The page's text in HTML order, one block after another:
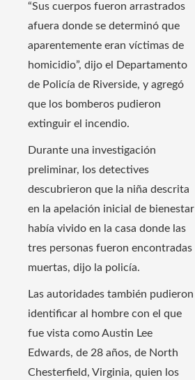
“Sus cuerpos fueron arrastrados
afuera donde se determinó que
aparentemente eran víctimas de
homicidio”, dijo el Departamento
de Policía de Riverside, y agregó
que los bomberos pudieron
extinguir el incendio.
Durante una investigación
preliminar, los detectives
descubrieron que la niña descrita
en la apelación inicial de bienestar
había vivido en la casa donde las
tres personas fueron encontradas
muertas, dijo la policía.
Las autoridades también pudieron
identificar al hombre con el que
fue vista como Austin Lee
Edwards, de 28 años, de North
Chesterfield, Virginia, quien los